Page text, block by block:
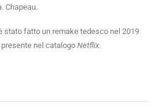
Chapeau.
stato fatto un remake tedesco nel 2019
presente nel catalogoNetflix.